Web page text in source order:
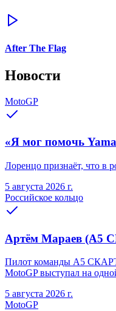
After The Flag
Новости
MotoGP
«Я мог помочь
Лоренцо признаёт, что в
5 августа 2026 г.
Российское кольцо
Артём Мараев (A5
Пилот команды A5
MotoGP выступал на
5 августа 2026 г.
MotoGP